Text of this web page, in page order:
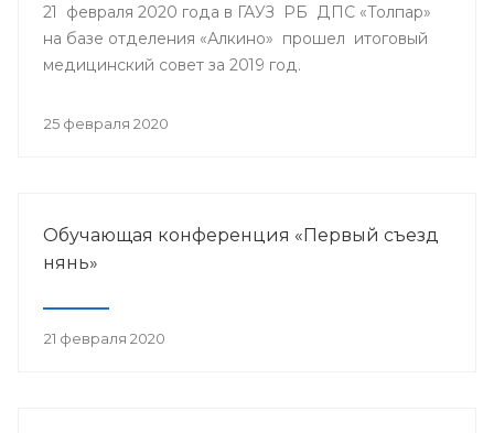
21 февраля 2020 года в ГАУЗ РБ ДПС «Толпар»
на базе отделения «Алкино» прошел итоговый
медицинский совет за 2019 год.
25 февраля 2020
Обучающая конференция «Первый съезд
нянь»
21 февраля 2020